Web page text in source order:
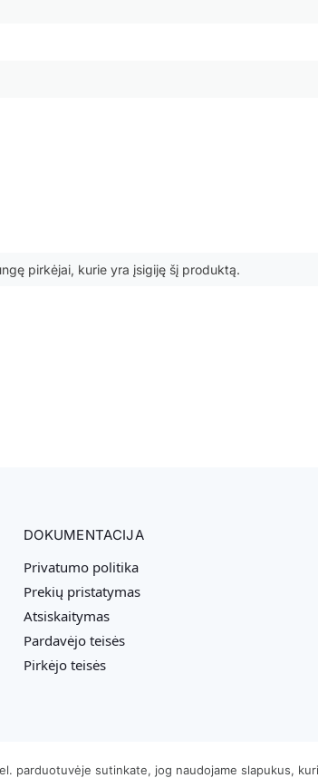
pirkėjai, kurie yra įsigiję šį produktą.
DOKUMENTACIJA
Privatumo politika
Prekių pristatymas
Atsiskaitymas
Pardavėjo teisės
Pirkėjo teisės
Copyright © 2026 MB
parduotuvėje sutinkate, jog naudojame slapukus,